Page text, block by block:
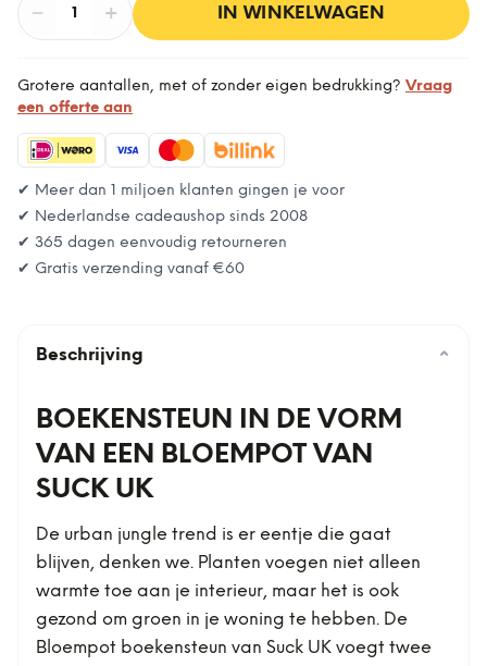
− Aantal
1 + IN WINKELWAGEN
Grotere aantallen, met of zonder eigen bedrukking? Vraag
een offerte aan
✔ Meer dan 1 miljoen klanten gingen je voor
✔ Nederlandse cadeaushop sinds 2008
✔ 365 dagen eenvoudig retourneren
✔ Gratis verzending vanaf €60
Beschrijving ⌄
BOEKENSTEUN IN DE VORM
VAN EEN BLOEMPOT VAN
SUCK UK
De urban jungle trend is er eentje die gaat
blijven, denken we. Planten voegen niet alleen
warmte toe aan je interieur, maar het is ook
gezond om groen in je woning te hebben. De
Bloempot boekensteun van Suck UK voegt twee